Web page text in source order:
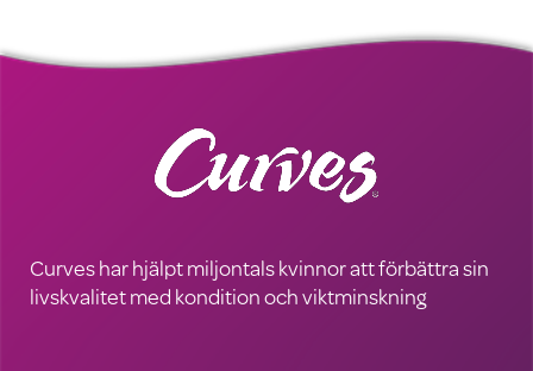
Curves har hjälpt miljontals kvinnor att förbättra sin
livskvalitet med kondition och viktminskning